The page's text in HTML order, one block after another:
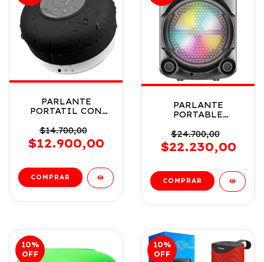
PARLANTE
PORTATIL CON
BAÑO USB VR1 NG-
P78 NEGRO
$14.700,00
$12.900,00
PARLANTE
PORTABLE
CON LUZ LED COD
NG-BT670
$24.700,00
$22.230,00
10%
OFF
10%
OFF